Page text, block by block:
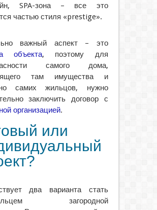
SPA-зона – все это
частью стиля «prestige».
важный аспект – это
объекта, поэтому для
самого дома,
там имущества и
самих жильцов, нужно
заключить договор с
организацией.
или
два варианта стать
загородной